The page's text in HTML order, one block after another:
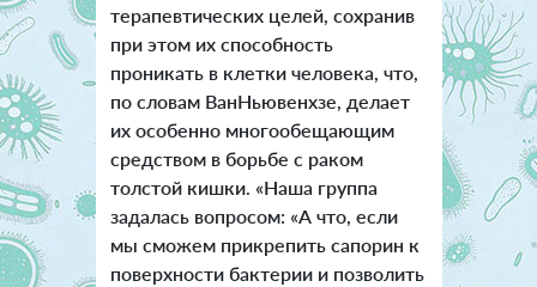
терапевтических целей, сохранив
при этом их способность
проникать в клетки человека, что,
по словам ВанНьювенхзе, делает
их особенно многообещающим
средством в борьбе с раком
толстой кишки. «Наша группа
задалась вопросом: «А что, если
мы сможем прикрепить сапорин к
поверхности бактерии и позволить